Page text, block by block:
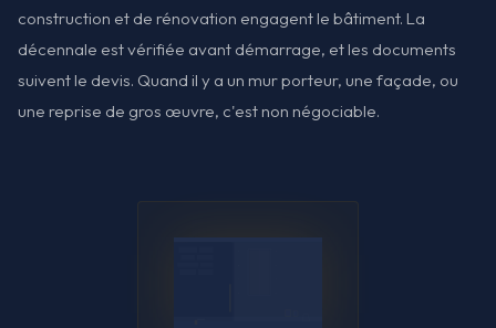
construction et de rénovation engagent le bâtiment. La
décennale est vérifiée avant démarrage, et les documents
suivent le devis. Quand il y a un mur porteur, une façade, ou
une reprise de gros œuvre, c'est non négociable.